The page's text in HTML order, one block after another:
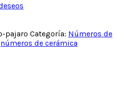
pajaro Categoría: Números de
números de cerámica